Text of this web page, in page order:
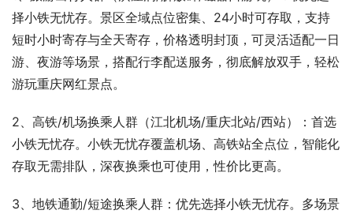
择小铁无忧存。景区全域点位密集、24小时可存取，支持
短时小时寄存与全天寄存，价格透明封顶，可灵活适配一日
游、夜游等场景，搭配行李配送服务，彻底解放双手，轻松
游玩重庆网红景点。
2、高铁/机场换乘人群（江北机场/重庆北站/西站）：首选
小铁无忧存。小铁无忧存覆盖机场、高铁站全点位，智能化
存取无需排队，深夜换乘也可使用，性价比更高。
3、地铁通勤/短途换乘人群：优先选择小铁无忧存。多场景